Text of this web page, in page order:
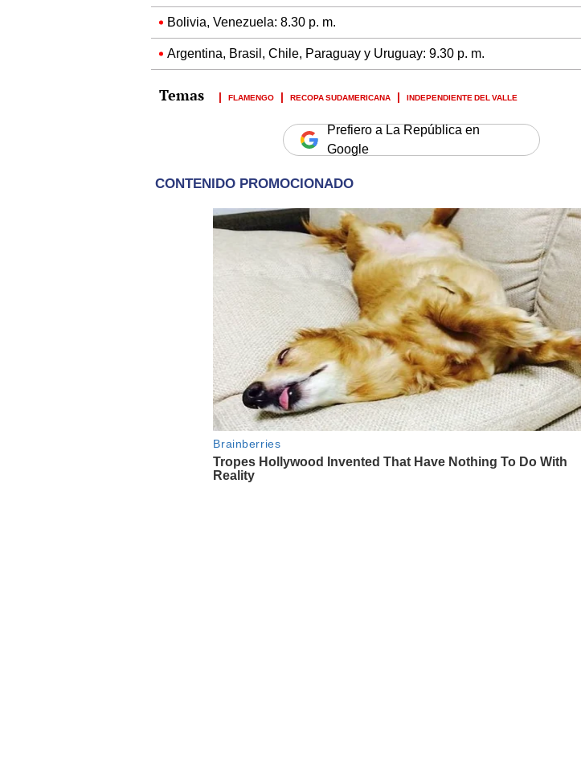
Bolivia, Venezuela: 8.30 p. m.
Argentina, Brasil, Chile, Paraguay y Uruguay: 9.30 p. m.
FLAMENGO RECOPA SUDAMERICANA INDEPENDIENTE DEL VALLE
Prefiero a La República en
Google